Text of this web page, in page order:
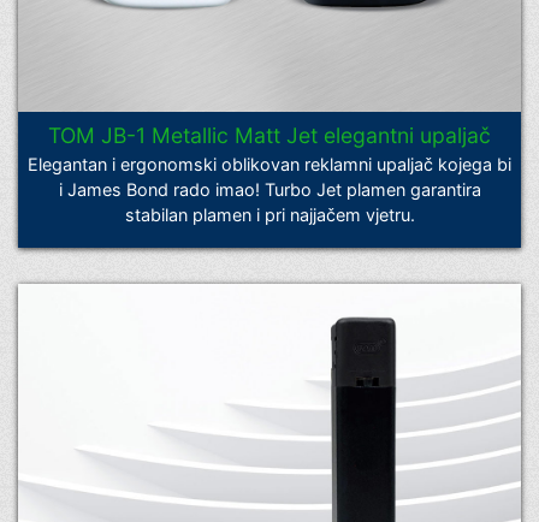
TOM JB-1 Metallic Matt Jet elegantni upaljač
Elegantan i ergonomski oblikovan reklamni upaljač kojega bi
i James Bond rado imao! Turbo Jet plamen garantira
stabilan plamen i pri najjačem vjetru.